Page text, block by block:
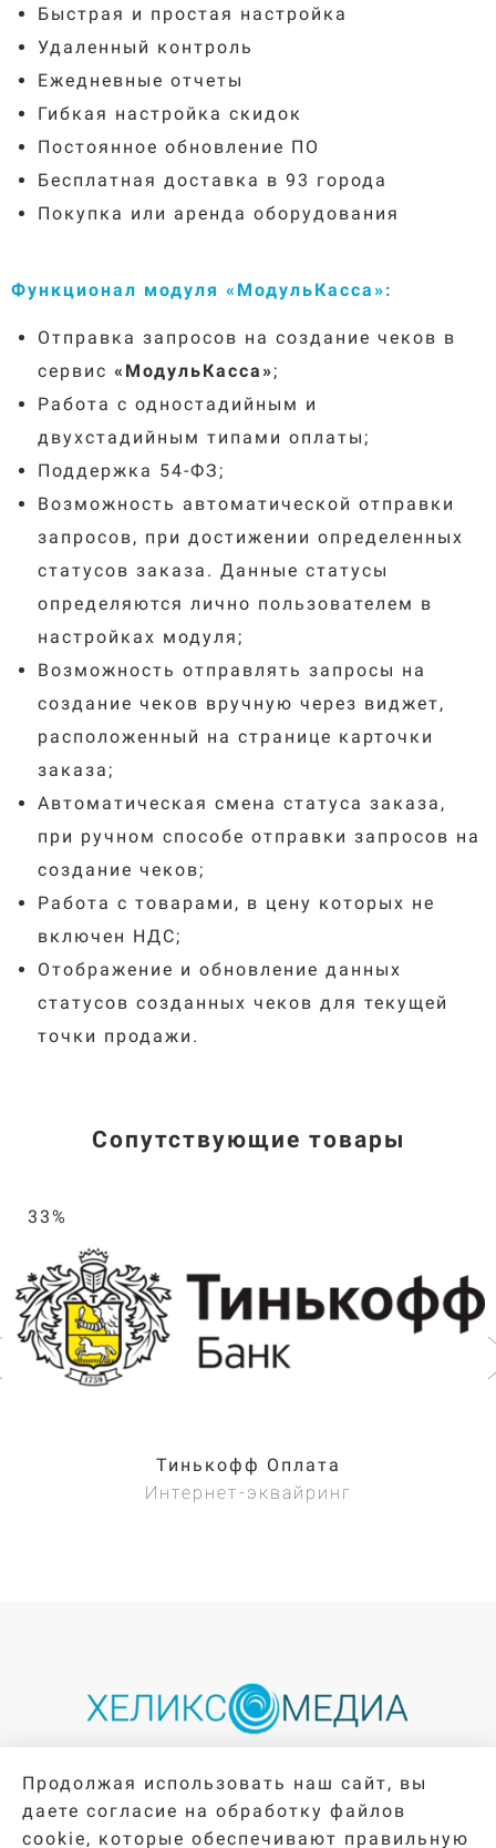
Быстрая и простая настройка
Удаленный контроль
Ежедневные отчеты
Гибкая настройка скидок
Постоянное обновление ПО
Бесплатная доставка в 93 города
Покупка или аренда оборудования
Функционал модуля «МодульКасса»:
Отправка запросов на создание чеков в
сервис «МодульКасса»;
Работа с одностадийным и
двухстадийным типами оплаты;
Поддержка 54-ФЗ;
Возможность автоматической отправки
запросов, при достижении определенных
статусов заказа. Данные статусы
определяются лично пользователем в
настройках модуля;
Возможность отправлять запросы на
создание чеков вручную через виджет,
расположенный на странице карточки
заказа;
Автоматическая смена статуса заказа,
при ручном способе отправки запросов на
создание чеков;
Работа с товарами, в цену которых не
включен НДС;
Отображение и обновление данных
статусов созданных чеков для текущей
точки продажи.
Сопутствующие товары
33%
Тинькофф Оплата
Интернет-эквайринг
Каталог интеграций Блог
Обновления приложений О компании
Продолжая использовать наш сайт, вы
даете согласие на обработку файлов
cookie, которые обеспечивают правильную